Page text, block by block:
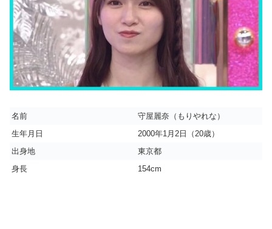
名前
守屋麗奈（もりやれな）
生年月日
2000年1月2日（20歳）
出身地
東京都
身長
154cm